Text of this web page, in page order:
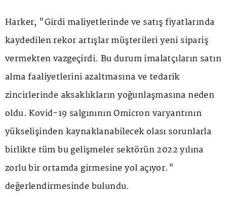
Harker, "Girdi maliyetlerinde ve satış fiyatlarında
kaydedilen rekor artışlar müşterileri yeni sipariş
vermekten vazgeçirdi. Bu durum imalatçıların satın
alma faaliyetlerini azaltmasına ve tedarik
zincirlerinde aksaklıkların yoğunlaşmasına neden
oldu. Kovid-19 salgınının Omicron varyantının
yükselişinden kaynaklanabilecek olası sorunlarla
birlikte tüm bu gelişmeler sektörün 2022 yılına
zorlu bir ortamda girmesine yol açıyor."
değerlendirmesinde bulundu.